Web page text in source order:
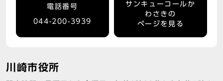
電話番号
044-200-3939
サンキューコールか
わさきの
ページを見る
川崎市役所